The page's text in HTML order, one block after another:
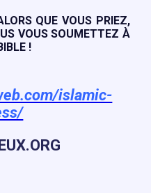
QUE VOUS PRIEZ,
VOUS SOUMETTEZ À
!
islamic-